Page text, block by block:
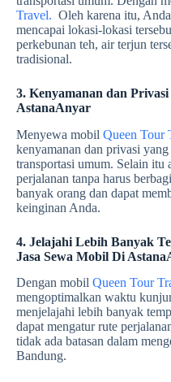
Travel. Oleh karena itu,
mencapai lokasi-lokasi
perkebunan teh, air terjun
tradisional.
3. Kenyamanan dan
AstanaAnyar
Menyewa mobil Queen Tour
kenyamanan dan privasi
transportasi umum. Selain itu
perjalanan tanpa harus
banyak orang dan dapat
keinginan Anda.
4. Jelajahi Lebih Banyak
Jasa Sewa Mobil Di
Dengan mobil Queen Tour
mengoptimalkan waktu
menjelajahi lebih banyak
dapat mengatur rute
tidak ada batasan dalam
Bandung.